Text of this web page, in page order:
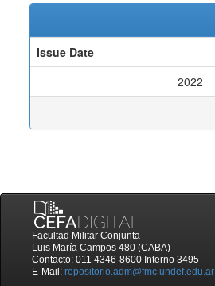
Issue Date
2022
Facultad Militar Conjunta
Luis María Campos 480 (CABA)
Contacto: 011 4346-8600 Interno 3495
E-Mail: repositorio.adm@fmc.undef.edu.ar